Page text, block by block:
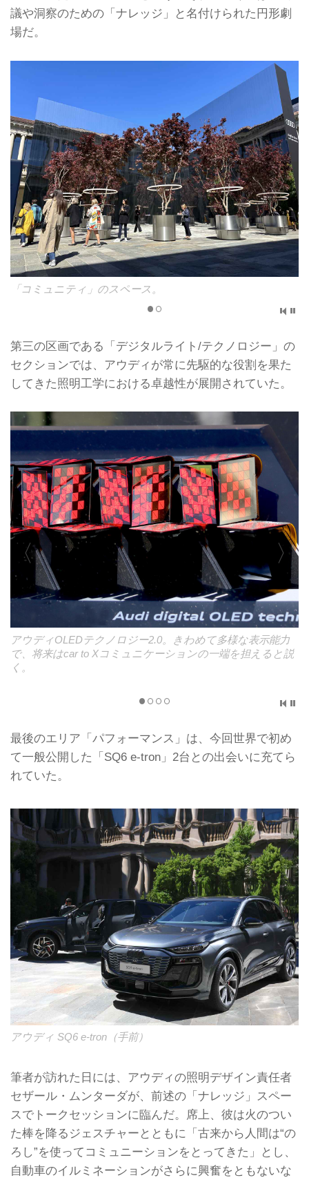
議や洞察のための「ナレッジ」と名付けられた円形劇
場だ。
「コミュニティ」のスペース。
第三の区画である「デジタルライト/テクノロジー」の
セクションでは、アウディが常に先駆的な役割を果た
してきた照明工学における卓越性が展開されていた。
アウディOLEDテクノロジー2.0。きわめて多様な表示能力
で、将来はcar to Xコミュニケーションの一端を担えると説
く。
最後のエリア「パフォーマンス」は、今回世界で初め
て一般公開した「SQ6 e-tron」2台との出会いに充てら
れていた。
アウディ SQ6 e-tron（手前）
筆者が訪れた日には、アウディの照明デザイン責任者
セザール・ムンターダが、前述の「ナレッジ」スペー
スでトークセッションに臨んだ。席上、彼は火のつい
た棒を降るジェスチャーとともに「古来から人間は“の
ろし”を使ってコミュニーションをとってきた」とし、
自動車のイルミネーションがさらに興奮をともないな